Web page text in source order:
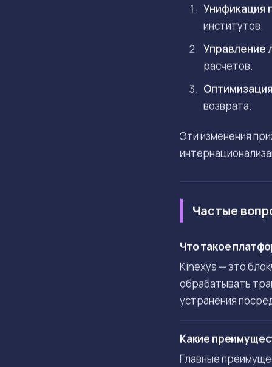
Унификация
институтов.
Управление
расчетов.
возврата.
Эти изменения
Частые
Что такое
Kinexys — это
обрабатывать
устранения
Какие
Главные